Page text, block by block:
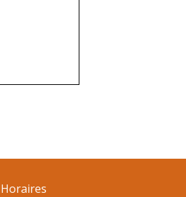
Horaires